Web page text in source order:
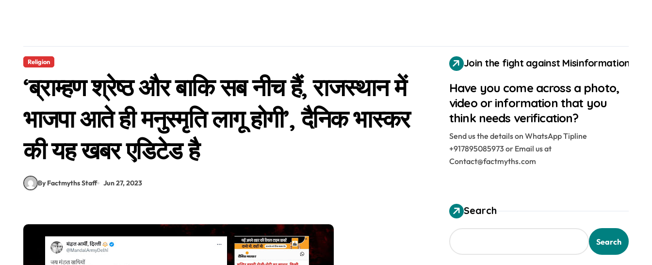
Religion
‘ब्राम्हण श्रेष्ठ और बाकि सब नीच हैं, राजस्थान में
भाजपा आते ही मनुस्मृति लागू होगी’, दैनिक भास्कर
की यह खबर एडिटेड है
By Factmyths Staff Jun 27, 2023
Join the fight against Misinformation
Have you come across a photo,
video or information that you
think needs verification?
Send us the details on WhatsApp Tipline
+917895085973 or Email us at
Contact@factmyths.com
Search
Search